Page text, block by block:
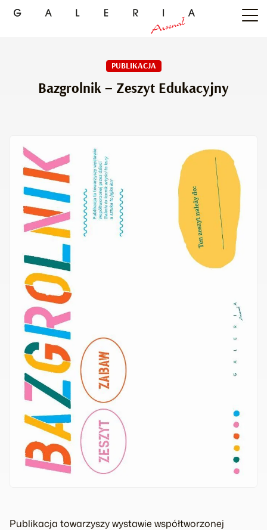
PUBLIKACJA
Bazgrolnik – Zeszyt Edukacyjny
Publikacja towarzyszy wystawie współtworzonej